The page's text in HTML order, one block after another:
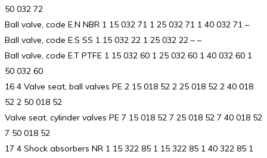
50 032 72
Ball valve, code E.N NBR 1 15 032 71 1 25 032 71 1 40 032 71 –
Ball valve, code E.S SS 1 15 032 22 1 25 032 22 – –
Ball valve, code E.T PTFE 1 15 032 60 1 25 032 60 1 40 032 60 1
50 032 60
16 4 Valve seat, ball valves PE 2 15 018 52 2 25 018 52 2 40 018
52 2 50 018 52
Valve seat, cylinder valves PE 7 15 018 52 7 25 018 52 7 40 018 52
7 50 018 52
17 4 Shock absorbers NR 1 15 322 85 1 15 322 85 1 40 322 85 1